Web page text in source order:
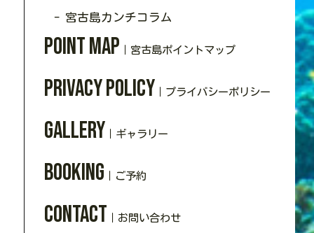
- 宮古島カンチコラム
Point Map ｜宮古島ポイントマップ
Privacy policy ｜プライバシーポリシー
Gallery ｜ギャラリー
Booking ｜ご予約
Contact ｜お問い合わせ